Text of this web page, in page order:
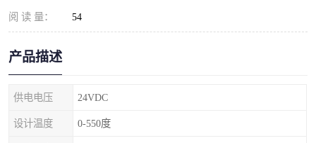
阅 读 量： 54
产品描述
供电电压 24VDC
设计温度 0-550度